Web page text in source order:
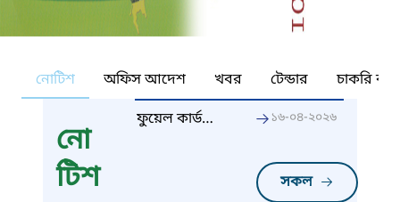
নোটিশ অফিস আদেশ খবর টেন্ডার চাকরি
নো
টিশ
সকল
ফুয়েল কার্ড
১৬-০৪-২০২৬